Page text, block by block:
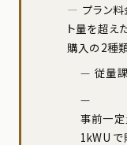
プラン
ト量を超え
購入の2種
従量
事前一
1kWU